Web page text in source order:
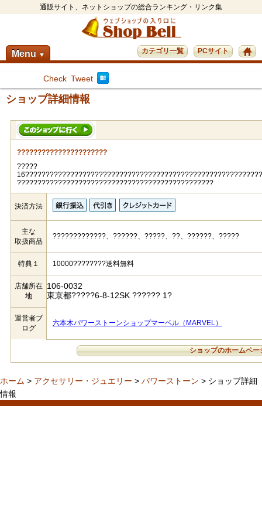
通販サイト、ネットショップの総合ランキング・リンク集
Menu ▼ PCサイト
カテゴリ一覧
Check Tweet
ショップ詳細情報
??????????????????????
?????
????????????????????????????????????????????????
決済方法
主な
取扱商品
?????????????、??????、?????、??、??????、?????
特典１ 10000????????送料無料
店舗所在
地
106-0032
東京都?????6-8-12SK ?????? 1?
運営者ブ
ログ
六本木パワーストーンショップマーベル（MARVEL）
ショップのホームペー
ホーム > アクセサリー・ジュエリー > パワーストーン > ショップ詳細
情報